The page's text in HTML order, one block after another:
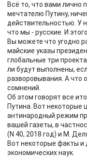
Всё то, что вами лично
мечтателю Путину,
действительностью. У
что мы - русские. И
Вы можете что угодно
майские указы
глобальные три
ли будут выполнены,
разворовывания. А что
сомнений.
Об этом говорят все
Путина. Вот
антинародный режим
вашей газеты, в
(N 40, 2018 год) и М.
Вот некоторые факты и
экономических наук.